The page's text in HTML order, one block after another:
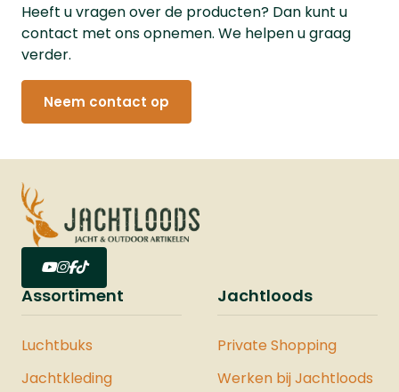
Heeft u vragen over de producten? Dan kunt u
contact met ons opnemen. We helpen u graag
verder.
Neem contact op
Assortiment
Luchtbuks
Jachtkleding
Jachtloods
Private Shopping
Werken bij Jachtloods